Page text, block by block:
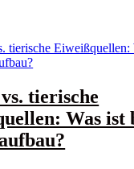
tierische
Was ist